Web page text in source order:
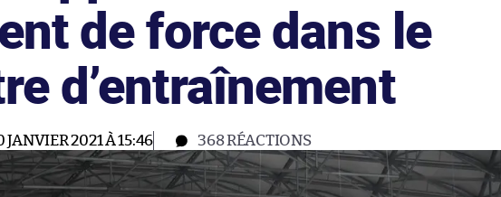
de force dans le
d’entraînement
JANVIER 2021 À 15:46 368RÉACTIONS